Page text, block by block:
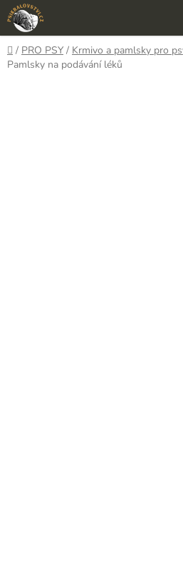
Přejít
na
obsah
Domů
/ PRO PSY / Krmivo a pamlsky pro
Pamlsky na podávání léků